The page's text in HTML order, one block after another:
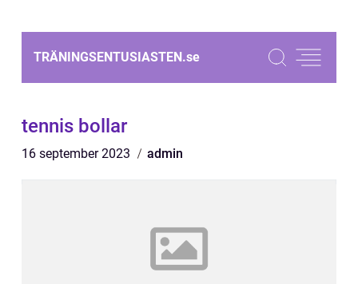
TRÄNINGSENTUSIASTEN.se
tennis bollar
16 september 2023 admin